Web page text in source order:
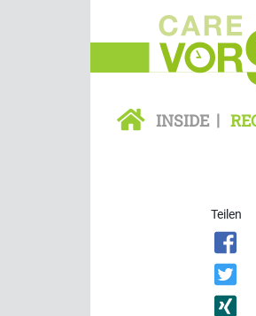
INSIDE
Teilen